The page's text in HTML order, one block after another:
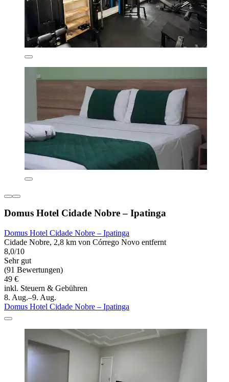
Domus Hotel Cidade Nobre – Ipatinga
Domus Hotel Cidade Nobre – Ipatinga
Cidade Nobre, 2,8 km von Córrego Novo entfernt
8,0/10
Sehr gut
(91 Bewertungen)
49 €
inkl. Steuern & Gebühren
8. Aug.–9. Aug.
Domus Hotel Cidade Nobre – Ipatinga